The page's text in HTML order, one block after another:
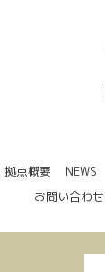
拠点概要 NEWS
お問い合わせ